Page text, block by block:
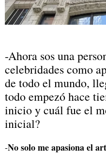
-Ahora sos una
celebridades como
de todo el mundo,
todo empezó hace
inicio y cuál fue el
inicial?
-No solo me apasiona el